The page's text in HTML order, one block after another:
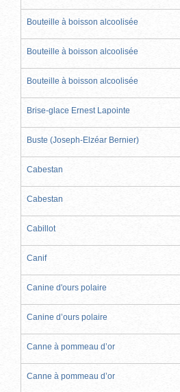
Bouteille à boisson alcoolisée
Bouteille à boisson alcoolisée
Bouteille à boisson alcoolisée
Brise-glace Ernest Lapointe
Buste (Joseph-Elzéar Bernier)
Cabestan
Cabestan
Cabillot
Canif
Canine d'ours polaire
Canine d’ours polaire
Canne à pommeau d’or
Canne à pommeau d’or